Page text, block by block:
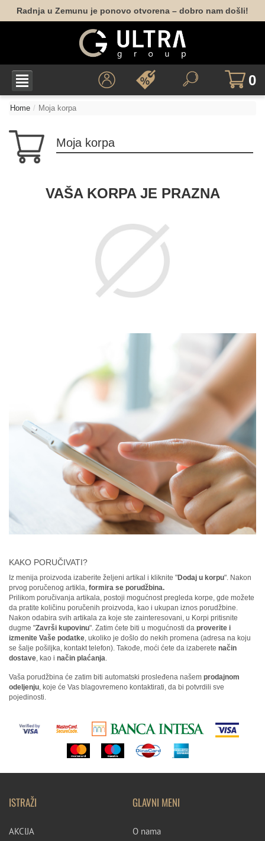
Radnja u Zemunu je ponovo otvorena – dobro nam došli!
0
Home Moja korpa
Moja korpa
VAŠA KORPA JE PRAZNA
KAKO PORUČIVATI?
Iz menija proizvoda izaberite željeni artikal i kliknite "Dodaj u korpu". Nakon
prvog poručenog artikla, formira se porudžbina.
Prilikom poručivanja artikala, postoji mogućnost pregleda korpe, gde možete
da pratite količinu poručenih proizvoda, kao i ukupan iznos porudžbine.
Nakon odabira svih artikala za koje ste zainteresovani, u Korpi pritisnite
dugme "Završi kupovinu". Zatim ćete biti u mogućnosti da proverite i
izmenite Vaše podatke, ukoliko je došlo do nekih promena (adresa na koju
se šalje pošiljka, kontakt telefon). Takođe, moći ćete da izaberete način
dostave, kao i način plaćanja.
Vaša porudžbina će zatim biti automatski prosleđena našem prodajnom
odeljenju, koje će Vas blagovremeno kontaktirati, da bi potvrdili sve
pojedinosti.
ISTRAŽI
AKCIJA
GLAVNI MENI
O nama